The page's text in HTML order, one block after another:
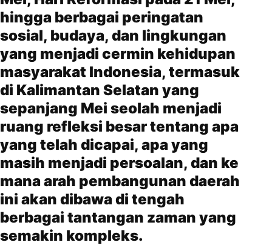
hingga berbagai peringatan
sosial, budaya, dan lingkungan
yang menjadi cermin kehidupan
masyarakat Indonesia, termasuk
di Kalimantan Selatan yang
sepanjang Mei seolah menjadi
ruang refleksi besar tentang apa
yang telah dicapai, apa yang
masih menjadi persoalan, dan ke
mana arah pembangunan daerah
ini akan dibawa di tengah
berbagai tantangan zaman yang
semakin kompleks.